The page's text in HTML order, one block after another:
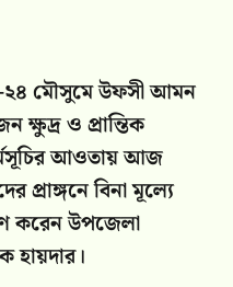
২৪ মৌসুমে উফসী আমন
ক্ষুদ্র ও প্রান্তিক
আওতায় আজ
প্রাঙ্গনে বিনা মূল্যে
করেন উপজেলা
হায়দার।